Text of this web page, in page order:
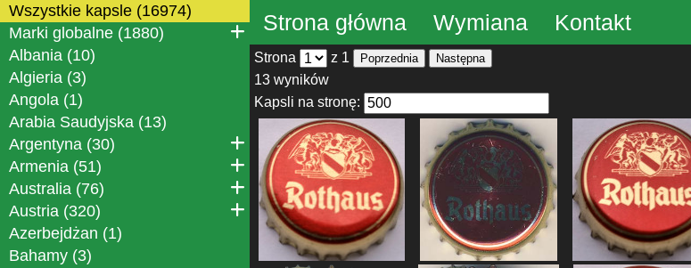
Wszystkie kapsle (16974)
Marki globalne (1880)
Albania (10)
Algieria (3)
Angola (1)
Arabia Saudyjska (13)
Argentyna (30)
Armenia (51)
Australia (76)
Austria (320)
Azerbejdżan (1)
Bahamy (3)
Strona główna Wymiana Kontakt
Strona z 1 Poprzednia Następna
13 wyników
Kapsli na stronę: